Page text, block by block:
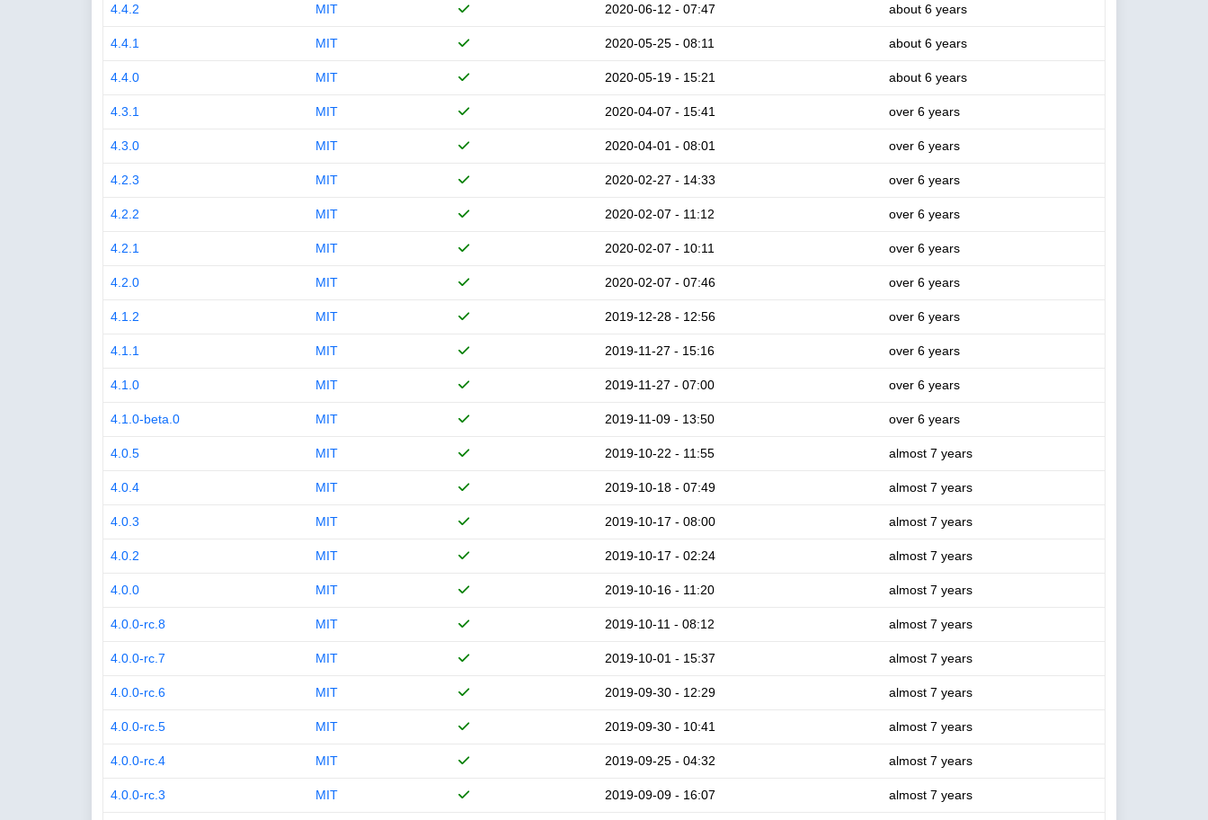
4.4.2 MIT 2020-06-12 - 07:47 about 6 years
4.4.1 MIT 2020-05-25 - 08:11 about 6 years
4.4.0 MIT 2020-05-19 - 15:21 about 6 years
4.3.1 MIT 2020-04-07 - 15:41 over 6 years
4.3.0 MIT 2020-04-01 - 08:01 over 6 years
4.2.3 MIT 2020-02-27 - 14:33 over 6 years
4.2.2 MIT 2020-02-07 - 11:12 over 6 years
4.2.1 MIT 2020-02-07 - 10:11 over 6 years
4.2.0 MIT 2020-02-07 - 07:46 over 6 years
4.1.2 MIT 2019-12-28 - 12:56 over 6 years
4.1.1 MIT 2019-11-27 - 15:16 over 6 years
4.1.0 MIT 2019-11-27 - 07:00 over 6 years
4.1.0-beta.0 MIT 2019-11-09 - 13:50 over 6 years
4.0.5 MIT 2019-10-22 - 11:55 almost 7 years
4.0.4 MIT 2019-10-18 - 07:49 almost 7 years
4.0.3 MIT 2019-10-17 - 08:00 almost 7 years
4.0.2 MIT 2019-10-17 - 02:24 almost 7 years
4.0.0 MIT 2019-10-16 - 11:20 almost 7 years
4.0.0-rc.8 MIT 2019-10-11 - 08:12 almost 7 years
4.0.0-rc.7 MIT 2019-10-01 - 15:37 almost 7 years
4.0.0-rc.6 MIT 2019-09-30 - 12:29 almost 7 years
4.0.0-rc.5 MIT 2019-09-30 - 10:41 almost 7 years
4.0.0-rc.4 MIT 2019-09-25 - 04:32 almost 7 years
4.0.0-rc.3 MIT 2019-09-09 - 16:07 almost 7 years